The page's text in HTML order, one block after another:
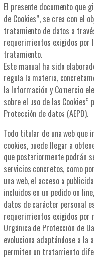
El presente documento que
de Cookies”, se crea con el
tratamiento de datos a
requerimientos exigidos por
tratamiento.
Este manual ha sido
regula la materia,
la Información y Comercio
sobre el uso de las Cookies”
Protección de datos (AEPD).
Todo titular de una web que
cookies, puede llegar a
que posteriormente podrán
servicios concretos, como
una web, el acceso a
incluidos en un pedido on
datos de carácter personal
requerimientos exigidos por
Orgánica de Protección de
evoluciona adaptándose a la
permiten un tratamiento